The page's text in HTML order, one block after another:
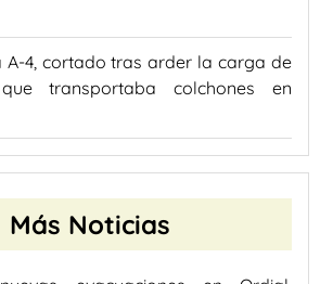
A-4, cortado tras arder la carga de
transportaba colchones en
Más Noticias